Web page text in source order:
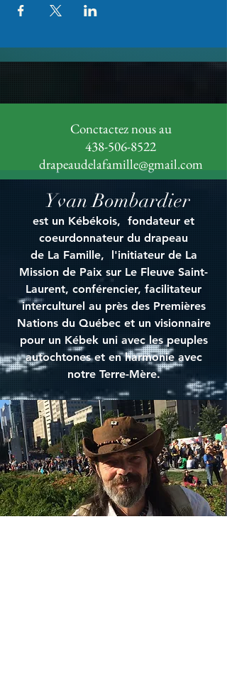
Conctactez nous au
438-506-8522
drapeaudelafamille@gmail.com
Yvan Bombardier
est un Kébékois, fondateur et
coeurdonnateur du drapeau
de La Famille, l'initiateur de La
Mission de Paix sur Le Fleuve Saint-
Laurent, conférencier, facilitateur
interculturel au près des Premières
Nations du Québec et un visionnaire
pour un Kébek uni avec les peuples
autochtones et en harmonie avec
notre Terre-Mère.